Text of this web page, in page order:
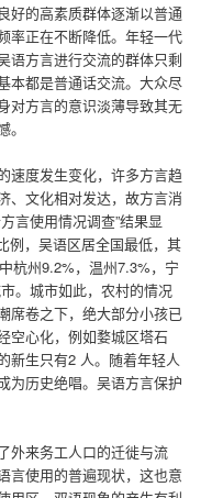
好的高素质群体逐渐以普通
率正在不断降低。年轻一代
语方言进行交流的群体只剩
本都是普通话交流。大众尽
对方言的意识淡薄导致其无
速度发生变化，许多方言趋
、文化相对发达，故方言消
言使用情况调查”结果显
，吴语区居全国最低，其
杭州9.2%，温州7.3%，宁
。城市如此，农村的情况
席卷之下，绝大部分小孩已
空心化，例如婺城区塔石
新生只有2 人。随着年轻人
为历史绝唱。吴语方言保护
外来务工人口的迁徙与流
言使用的普遍现状，这也意